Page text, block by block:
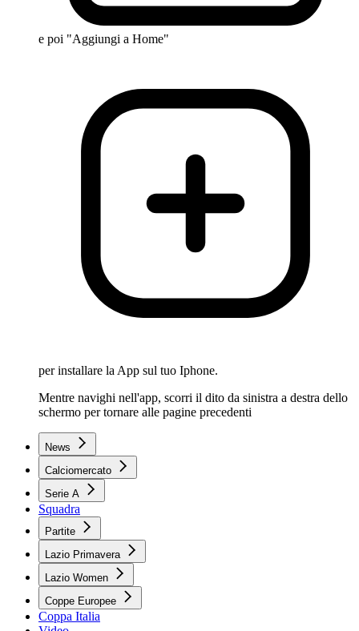
e poi "Aggiungi a Home"
per installare la App sul tuo Iphone.
Mentre navighi nell'app, scorri il dito da sinistra a destra dello
schermo per tornare alle pagine precedenti
News
Calciomercato
Serie A
Squadra
Partite
Lazio Primavera
Lazio Women
Coppe Europee
Coppa Italia